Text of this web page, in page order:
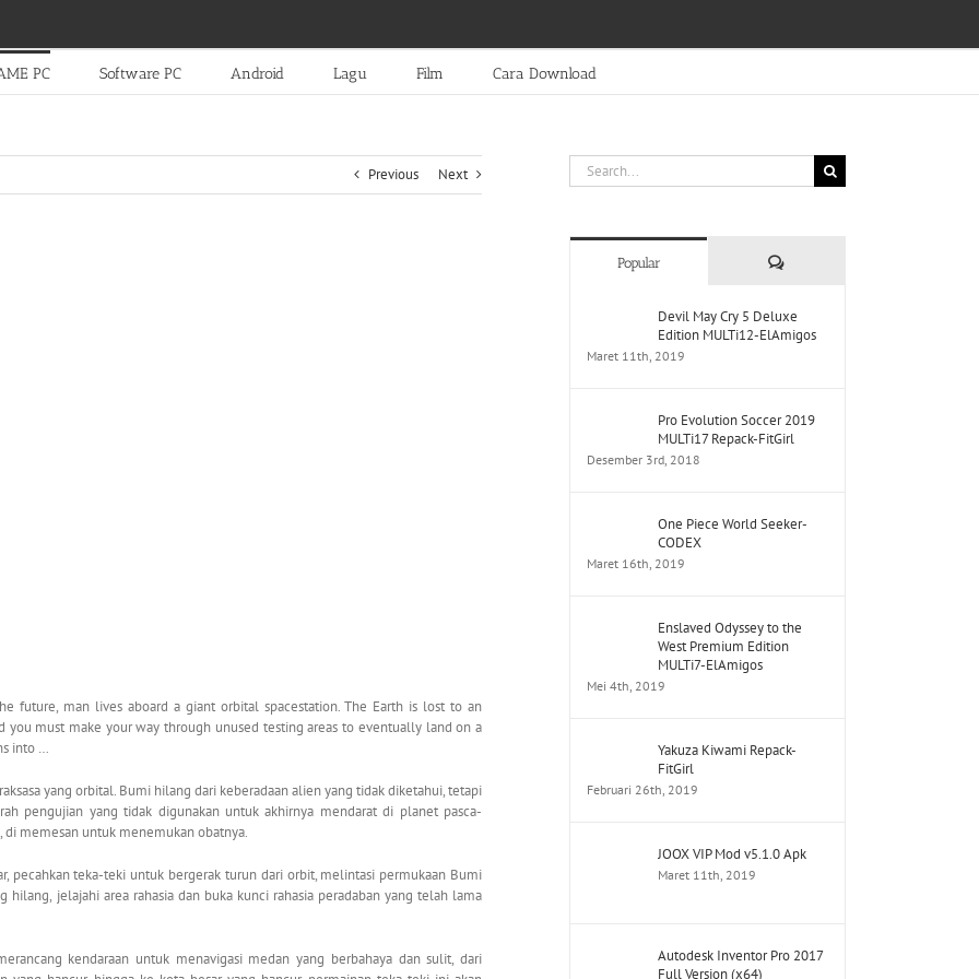
PC Software PC Android Lagu Film Cara Download
Previous Next
future, man lives aboard a giant orbital spacestation. The Earth is lost to an
you must make your way through unused testing areas to eventually land on a
into …
yang orbital. Bumi hilang dari keberadaan alien yang tidak diketahui, tetapi
pengujian yang tidak digunakan untuk akhirnya mendarat di planet pasca-
memesan untuk menemukan obatnya.
pecahkan teka-teki untuk bergerak turun dari orbit, melintasi permukaan Bumi
jelajahi area rahasia dan buka kunci rahasia peradaban yang telah lama
kendaraan untuk menavigasi medan yang berbahaya dan sulit, dari
Search
for:
Popular Comments
Devil May Cry 5 Deluxe
Edition MULTi12-ElAmigos
Maret 11th, 2019
Pro Evolution Soccer 2019
MULTi17 Repack-FitGirl
Desember 3rd, 2018
One Piece World Seeker-
CODEX
Maret 16th, 2019
Enslaved Odyssey to the
West Premium Edition
MULTi7-ElAmigos
Mei 4th, 2019
Yakuza Kiwami Repack-
FitGirl
Februari 26th, 2019
JOOX VIP Mod v5.1.0 Apk
Maret 11th, 2019
Autodesk Inventor Pro 2017
Full Version (x64)